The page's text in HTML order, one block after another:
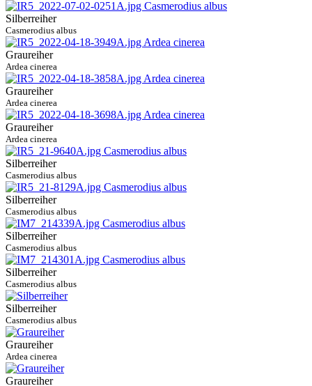
Silberreiher
Casmerodius albus
Graureiher
Ardea cinerea
Graureiher
Ardea cinerea
Graureiher
Ardea cinerea
Silberreiher
Casmerodius albus
Silberreiher
Casmerodius albus
Silberreiher
Casmerodius albus
Silberreiher
Casmerodius albus
Silberreiher
Casmerodius albus
Graureiher
Ardea cinerea
Graureiher